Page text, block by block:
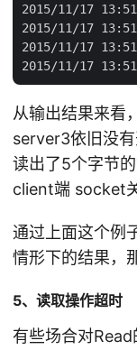
2015/11/17
2015/11/17
2015/11/17
从输出结果来看
server3依旧没
读出了5个字节
client端 socket
通过上面这个例
情形下的结果，
5、读取操作超时
有些场合对